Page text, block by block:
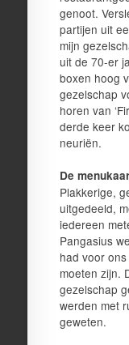
genoot.
partijen uit
mijn
uit de 70-er
boxen hoog
gezelschap
horen van
derde keer
neuriën.
De
Plakkerige,
uitgedeeld,
iedereen
Pangasius
had voor
moeten zijn.
gezelschap
werden met
geweten.